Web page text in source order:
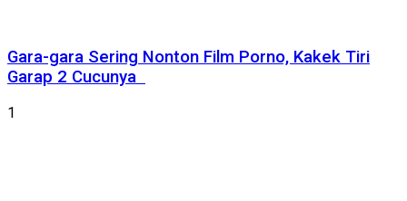
Gara-gara Sering Nonton Film Porno, Kakek Tiri
Garap 2 Cucunya
1